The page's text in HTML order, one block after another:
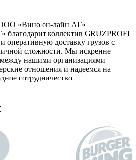
ООО «Вино он-лайн АГ»
коллектив GRUZPROFI
оперативную доставку грузов с
сложности. Мы искренне
нашими организациями
отношения и надеемся на
сотрудничество.